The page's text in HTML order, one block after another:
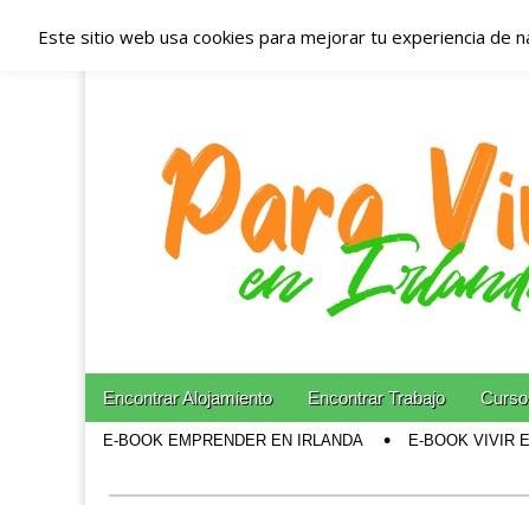
Españoles en
Irlanda –
Blog dedicado a los que viven, estudian y trabajan
Main menu
Skip to content
Encontrar Alojamiento Encontrar Trabajo
E-BOOK EMPRENDER EN IRLANDA E-BOOK VIVIR
Este sitio web usa cookies para mejorar tu experiencia de